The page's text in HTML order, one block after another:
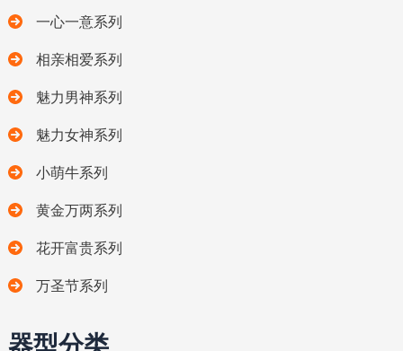
一心一意系列
相亲相爱系列
魅力男神系列
魅力女神系列
小萌牛系列
黄金万两系列
花开富贵系列
万圣节系列
器型分类